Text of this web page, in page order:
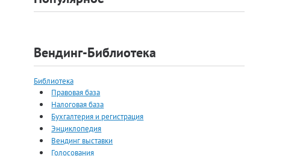
Вендинг-Библиотека
Библиотека
Правовая база
Налоговая база
Бухгалтерия и регистрация
Энциклопедия
Вендинг выставки
Голосования